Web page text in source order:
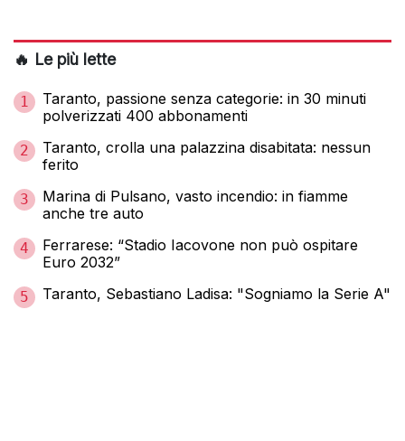
🔥 Le più lette
1
Taranto, passione senza categorie: in 30 minuti
polverizzati 400 abbonamenti
2
Taranto, crolla una palazzina disabitata: nessun
ferito
3
Marina di Pulsano, vasto incendio: in fiamme
anche tre auto
4
Ferrarese: “Stadio Iacovone non può ospitare
Euro 2032”
5 Taranto, Sebastiano Ladisa: "Sogniamo la Serie A"